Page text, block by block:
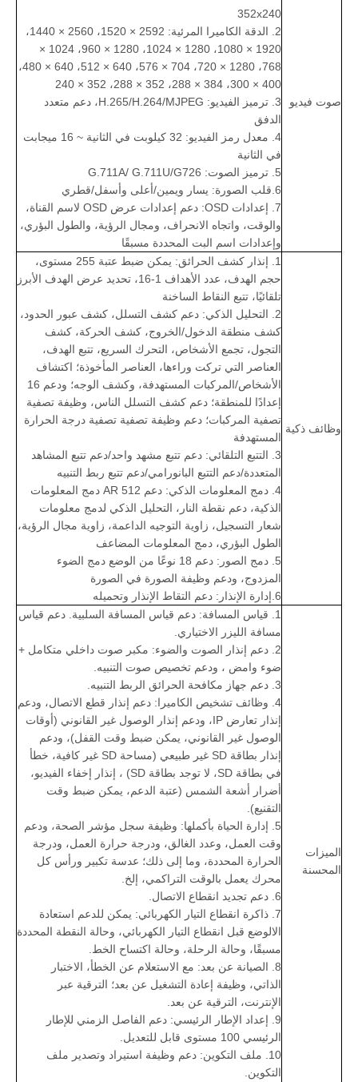
صوت فيديو
352x240
2. الدقة الكاميرا المرئية: 2592 × 1520، 2560 × 1440،
1920 × 1080، 1280 × 1024، 1280 × 960، 1024 ×
768، 1280 × 720، 704 × 576، 640 × 512، 640 × 480،
400 × 300، 384 × 288، 352 × 288، 352 × 240
3. ترميز الفيديو: H.265/H.264/MJPEG، دعم متعدد
الدفق
4. معدل رمز الفيديو: 32 كيلوبت في الثانية ~ 16 ميجابت
في الثانية
5. ترميز الصوت: G.711A/ G.711U/G726
6.قلب الصورة: يسار ويمين/أعلى وأسفل/قطري
7. إعدادات OSD: دعم إعدادات عرض OSD لاسم القناة،
والوقت، واتجاه الانحراف، ومجال الرؤية، والطول البؤري،
وإعدادات اسم البت المحددة مسبقًا
وظائف ذكية
1. إنذار كشف الحرائق: يمكن ضبط عتبة 255 مستوى،
حجم الهدف، عدد الأهداف 1-16، تحديد عرض الهدف الأبرز
تلقائيًا، تتبع النقاط الساخنة
2. التحليل الذكي: دعم كشف التسلل، كشف عبور الحدود،
كشف منطقة الدخول/الخروج، كشف الحركة، كشف
التجول، تجمع الأشخاص، التحرك السريع، تتبع الهدف،
العناصر التي تركت وراءها، العناصر المأخوذة؛ اكتشاف
الأشخاص/المركبات المستهدفة، وكشف الوجه؛ ودعم 16
إعدادًا للمنطقة؛ دعم كشف التسلل الناس، وظيفة تصفية
تصفية المركبات؛ دعم وظيفة تصفية تصفية درجة الحرارة
المستهدفة
3. التتبع التلقائي: دعم تتبع مشهد واحد/دعم تتبع المشاهد
المتعددة/دعم التتبع البانورامي/دعم تتبع ربط التنبيه
4. دمج المعلومات الذكي: دعم 512 AR دمج المعلومات
الذكية، دعم نقطة النار، التحليل الذكي لدمج معلومات
شعار التسجيل، زاوية التوجيه الداعمة، زاوية مجال الرؤية،
الطول البؤري، دمج المعلومات المضاعف
5. دمج الصور: دعم 18 نوعًا من الوضع دمج الضوء
المزدوج، ودعم وظيفة الصورة في الصورة
6.إدارة الإنذار: دعم التقاط الإنذار وتحميله
الميزات
المحسنة
1. قياس المسافة: دعم قياس المسافة السلبية. دعم قياس
مسافة الليزر الاختياري.
2. دعم إنذار الصوت والضوء: مكبر صوت داخلي متكامل +
ضوء وامض ، ودعم تخصيص صوت التنبيه.
3. دعم جهاز مكافحة الحرائق الربط التنبيه.
4. وظائف تشخيص الكاميرا: دعم إنذار قطع الاتصال، ودعم
إنذار تعارض IP، ودعم إنذار الوصول غير القانوني (أوقات
الوصول غير القانوني، يمكن ضبط وقت القفل)، ودعم
إنذار بطاقة SD غير طبيعي (مساحة SD غير كافية، خطأ
في بطاقة SD، لا توجد بطاقة SD) ، إنذار إخفاء الفيديو،
أضرار أشعة الشمس (عتبة الدعم، يمكن ضبط وقت
التقنيع).
5. إدارة الحياة بأكملها: وظيفة سجل مؤشر الصحة، ودعم
وقت العمل، وعدد الغالق، ودرجة حرارة العمل، ودرجة
الحرارة المحددة، وما إلى ذلك؛ عدسة تكبير ورأس كل
محرك يعمل بالوقت التراكمي، إلخ.
6. دعم تجديد انقطاع الاتصال.
7. ذاكرة انقطاع التيار الكهربائي: يمكن للدعم استعادة
الالوضع قبل انقطاع التيار الكهربائي، وحالة النقطة المحددة
مسبقًا، وحالة الرحلة، وحالة اكتساح الخط.
8. الصيانة عن بعد: مع الاستعلام عن الخطأ، الاختبار
الذاتي، وظيفة إعادة التشغيل عن بعد؛ الترقية عبر
الإنترنت، الترقية عن بعد.
9. إعداد الإطار الرئيسي: دعم الفاصل الزمني للإطار
الرئيسي 100 مستوى قابل للتعديل.
10. ملف التكوين: دعم وظيفة استيراد وتصدير ملف
التكوين.